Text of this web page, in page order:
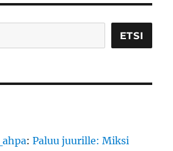
ETSI
:Paluu juurille: Miksi